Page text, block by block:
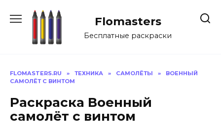
Flomasters
Бесплатные раскраски
FLOMASTERS.RU » ТЕХНИКА » САМОЛЁТЫ »
ВОЕННЫЙ
САМОЛЁТ С ВИНТОМ
Раскраска Военный
самолёт с винтом